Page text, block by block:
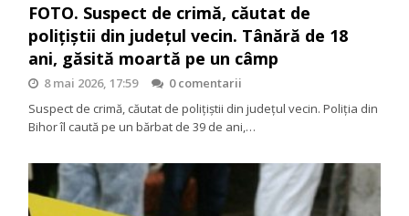
FOTO. Suspect de crimă, căutat de
polițiștii din județul vecin. Tânără de 18
ani, găsită moartă pe un câmp
8 mai 2026, 17:59
0 comentarii
Suspect de crimă, căutat de polițiștii din județul vecin. Poliția din
Bihor îl caută pe un bărbat de 39 de ani,…